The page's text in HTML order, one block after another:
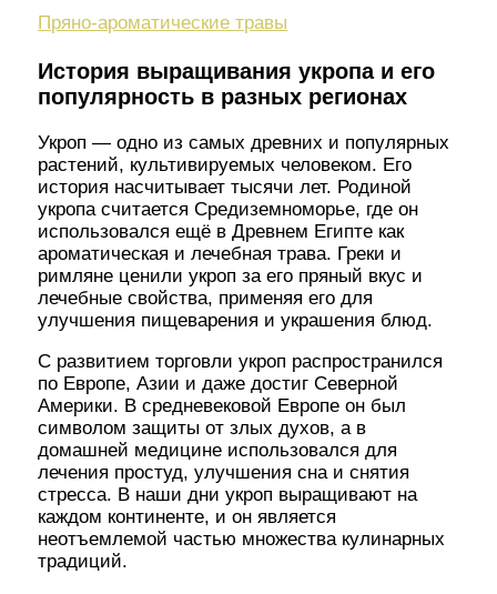
Пряно-ароматические травы
История выращивания укропа и его
популярность в разных регионах
Укроп — одно из самых древних и популярных
растений, культивируемых человеком. Его
история насчитывает тысячи лет. Родиной
укропа считается Средиземноморье, где он
использовался ещё в Древнем Египте как
ароматическая и лечебная трава. Греки и
римляне ценили укроп за его пряный вкус и
лечебные свойства, применяя его для
улучшения пищеварения и украшения блюд.
С развитием торговли укроп распространился
по Европе, Азии и даже достиг Северной
Америки. В средневековой Европе он был
символом защиты от злых духов, а в
домашней медицине использовался для
лечения простуд, улучшения сна и снятия
стресса. В наши дни укроп выращивают на
каждом континенте, и он является
неотъемлемой частью множества кулинарных
традиций.